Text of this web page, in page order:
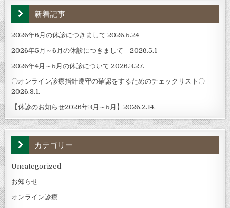
新着記事
2026年6月の休診につきまして 2026.5.24
2026年5月～6月の休診につきまして 2026.5.1
2026年4月～5月の休診について 2026.3.27.
〇オンライン診療指針遵守の確認をするためのチェックリスト〇
2026.3.1.
【休診のお知らせ2026年3月～5月】2026.2.14.
カテゴリー
Uncategorized
お知らせ
オンライン診療